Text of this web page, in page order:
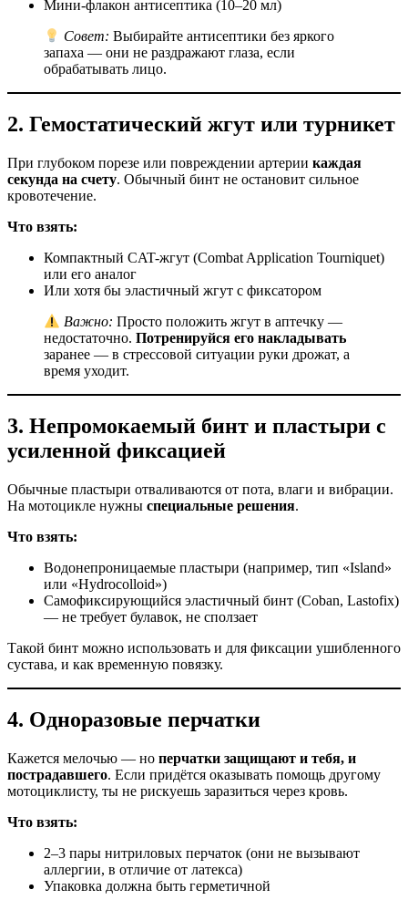
Мини-флакон антисептика (10–20 мл)
Совет: Выбирайте антисептики без яркого
запаха — они не раздражают глаза, если
обрабатывать лицо.
2. Гемостатический жгут или турникет
При глубоком порезе или повреждении артерии каждая
секунда на счету. Обычный бинт не остановит сильное
кровотечение.
Что взять:
Компактный CAT-жгут (Combat Application Tourniquet)
или его аналог
Или хотя бы эластичный жгут с фиксатором
Важно: Просто положить жгут в аптечку —
недостаточно. Потренируйся его накладывать
заранее — в стрессовой ситуации руки дрожат, а
время уходит.
3. Непромокаемый бинт и пластыри с
усиленной фиксацией
Обычные пластыри отваливаются от пота, влаги и вибрации.
На мотоцикле нужны специальные решения.
Что взять:
Водонепроницаемые пластыри (например, тип «Island»
или «Hydrocolloid»)
Самофиксирующийся эластичный бинт (Coban, Lastofix)
— не требует булавок, не сползает
Такой бинт можно использовать и для фиксации ушибленного
сустава, и как временную повязку.
4. Одноразовые перчатки
Кажется мелочью — но перчатки защищают и тебя, и
пострадавшего. Если придётся оказывать помощь другому
мотоциклисту, ты не рискуешь заразиться через кровь.
Что взять:
2–3 пары нитриловых перчаток (они не вызывают
аллергии, в отличие от латекса)
Упаковка должна быть герметичной